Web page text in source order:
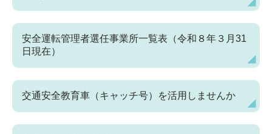
安全運転管理者選任事業所一覧表（令和８年３月31
日現在）
交通安全教育車（キャッチ号）を活用しませんか